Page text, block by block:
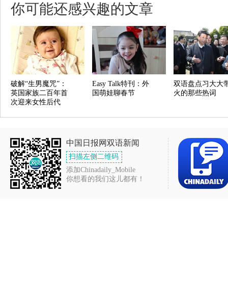
你可能还感兴趣的文章
破解“生男魔咒”：
英国家族二百年首
次迎来女性后代
Easy Talk特刊：外
国萌娃聊春节
双语盘点习大大
火的那些热词
中国日报网双语新闻
扫描左侧二维码
添加Chinadaily_Mobile
你想看的我们这儿都有！